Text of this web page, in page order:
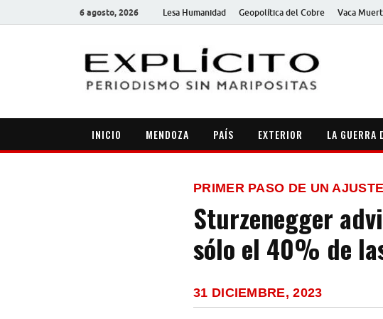
6 agosto, 2026 Lesa Humanidad Geopolítica del Cobre Vaca
INICIO MENDOZA PAÍS EXTERIOR LA GUERRA
PRIMER PASO DE UN
Sturzenegger
sólo el 40% de
31 DICIEMBRE, 2023